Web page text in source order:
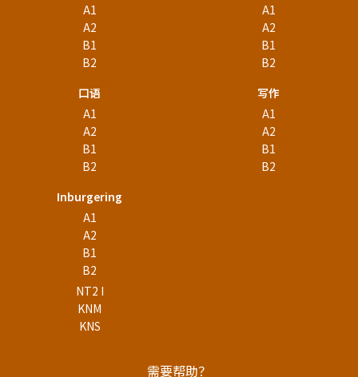
A1
A2
B1
B2
A1
A2
B1
B2
口语
A1
A2
B1
B2
写作
A1
A2
B1
B2
Inburgering
A1
A2
B1
B2
NT2 I
KNM
KNS
需要帮助？